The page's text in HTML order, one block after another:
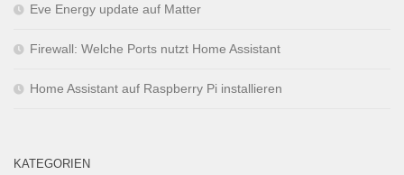
Eve Energy update auf Matter
Firewall: Welche Ports nutzt Home Assistant
Home Assistant auf Raspberry Pi installieren
KATEGORIEN